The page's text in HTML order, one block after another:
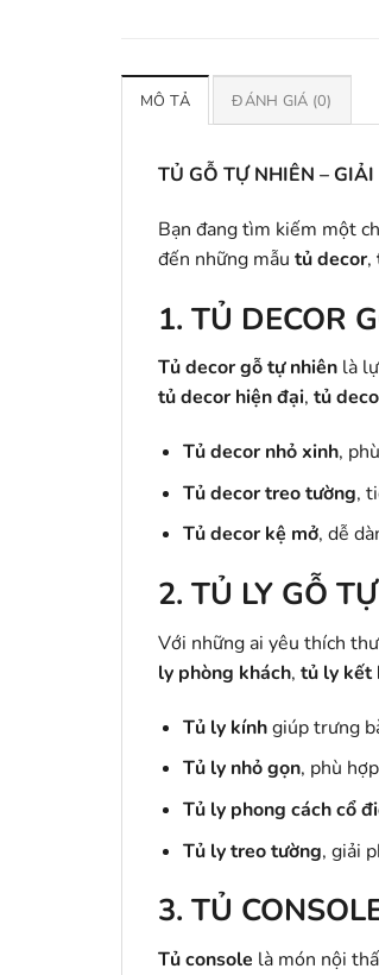
MÔ TẢ ĐÁNH GIÁ (0)
TỦ GỖ TỰ NHIÊN –
Bạn đang tìm kiếm một
đến những mẫu tủ decor,
1. TỦ DECOR
Tủ decor gỗ tự nhiên là
tủ decor hiện đại, tủ
Tủ decor nhỏ xinh,
Tủ decor treo tường,
Tủ decor kệ mở, dễ
2. TỦ LY GỖ
Với những ai yêu thích
ly phòng khách, tủ ly kết
Tủ ly kínhgiúp trưng
Tủ ly nhỏ gọn, phù
Tủ ly phong cách cổ
Tủ ly treo tường, giải
3. TỦ
Tủ console là món nội